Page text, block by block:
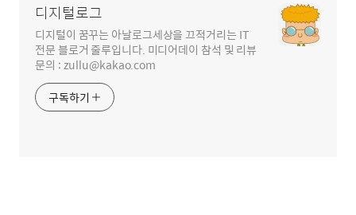
디지털로그
디지털이 꿈꾸는 아날로그세상을 끄적거리는 IT
전문 블로거 줄루입니다. 미디어데이 참석 및 리뷰
문의 : zullu@kakao.com
구독하기